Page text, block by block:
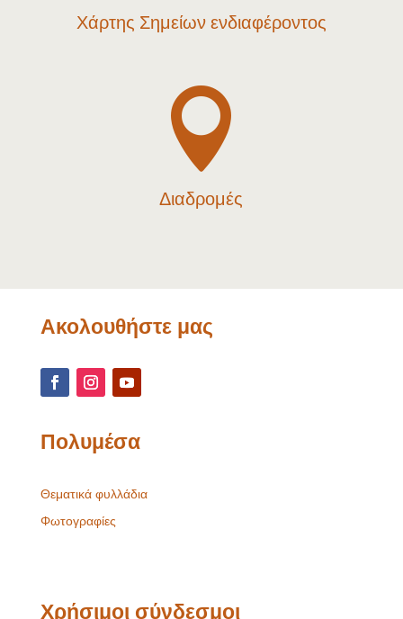
Χάρτης Σημείων ενδιαφέροντος

Διαδρομές
Ακολουθήστε μας
Πολυμέσα
Θεματικά φυλλάδια
Φωτογραφίες
Χρήσιμοι σύνδεσμοι